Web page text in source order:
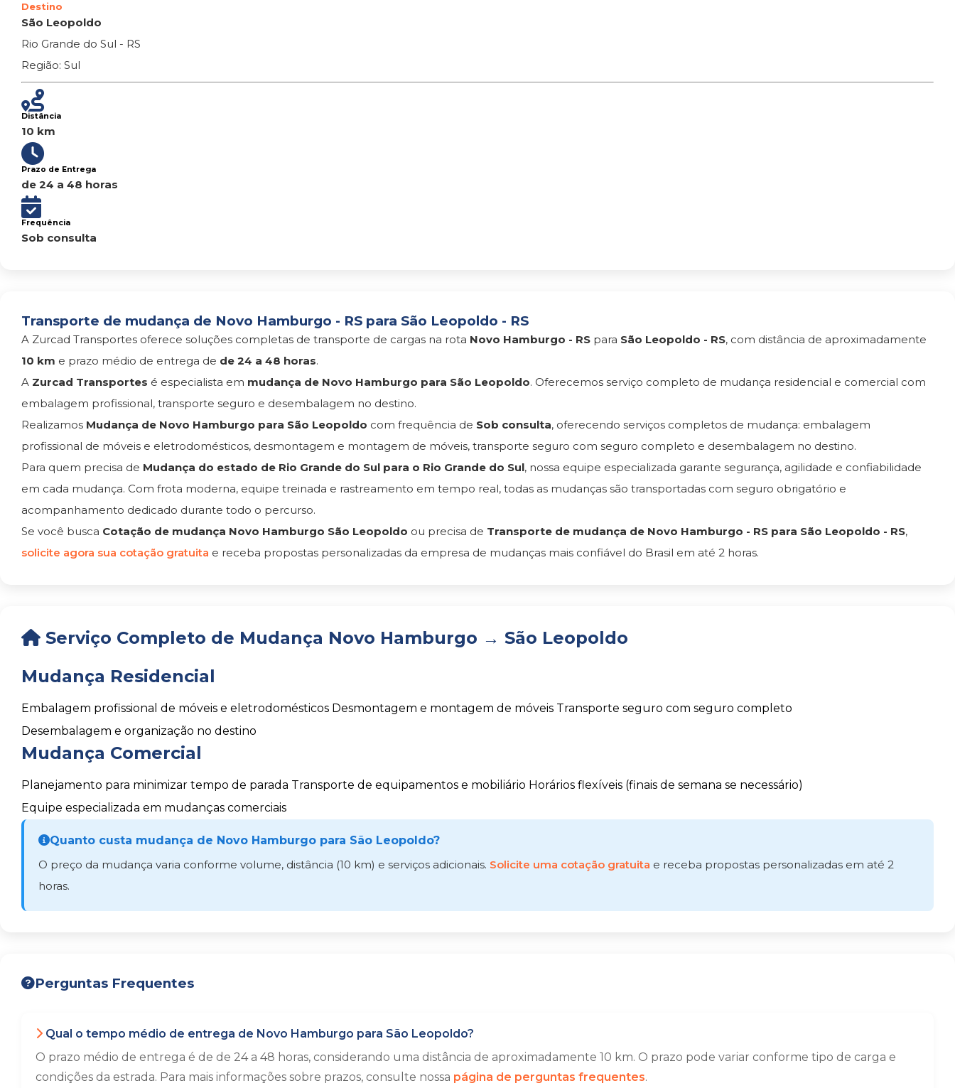
Destino
São Leopoldo
Rio Grande do Sul - RS
Região: Sul
Distância
10 km
Prazo de Entrega
de 24 a 48 horas
Frequência
Sob consulta
Transporte de mudança de Novo Hamburgo - RS para São Leopoldo - RS
A Zurcad Transportes oferece soluções completas de transporte de cargas na rota Novo Hamburgo - RS para São Leopoldo - RS, com distância de aproximadamente
10 km e prazo médio de entrega de de 24 a 48 horas.
A Zurcad Transportes é especialista em mudança de Novo Hamburgo para São Leopoldo. Oferecemos serviço completo de mudança residencial e comercial com
embalagem profissional, transporte seguro e desembalagem no destino.
Realizamos Mudança de Novo Hamburgo para São Leopoldo com frequência de Sob consulta, oferecendo serviços completos de mudança: embalagem
profissional de móveis e eletrodomésticos, desmontagem e montagem de móveis, transporte seguro com seguro completo e desembalagem no destino.
Para quem precisa de Mudança do estado de Rio Grande do Sul para o Rio Grande do Sul, nossa equipe especializada garante segurança, agilidade e confiabilidade
em cada mudança. Com frota moderna, equipe treinada e rastreamento em tempo real, todas as mudanças são transportadas com seguro obrigatório e
acompanhamento dedicado durante todo o percurso.
Se você busca Cotação de mudança Novo Hamburgo São Leopoldo ou precisa de Transporte de mudança de Novo Hamburgo - RS para São Leopoldo - RS,
solicite agora sua cotação gratuita e receba propostas personalizadas da empresa de mudanças mais confiável do Brasil em até 2 horas.
Serviço Completo de Mudança Novo Hamburgo → São Leopoldo
Mudança Residencial
Embalagem profissional de móveis e eletrodomésticos Desmontagem e montagem de móveis Transporte seguro com seguro completo
Desembalagem e organização no destino
Mudança Comercial
Planejamento para minimizar tempo de parada Transporte de equipamentos e mobiliário Horários flexíveis (finais de semana se necessário)
Equipe especializada em mudanças comerciais
Quanto custa mudança de Novo Hamburgo para São Leopoldo?
O preço da mudança varia conforme volume, distância (10 km) e serviços adicionais. Solicite uma cotação gratuita e receba propostas personalizadas em até 2
horas.
Perguntas Frequentes
Qual o tempo médio de entrega de Novo Hamburgo para São Leopoldo?
O prazo médio de entrega é de de 24 a 48 horas, considerando uma distância de aproximadamente 10 km. O prazo pode variar conforme tipo de carga e
condições da estrada. Para mais informações sobre prazos, consulte nossa página de perguntas frequentes.